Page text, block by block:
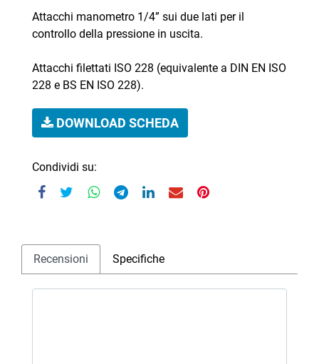
Attacchi manometro 1/4” sui due lati per il
controllo della pressione in uscita.
Attacchi filettati ISO 228 (equivalente a DIN EN ISO
228 e BS EN ISO 228).
DOWNLOAD SCHEDA
Condividi su:
Recensioni Specifiche